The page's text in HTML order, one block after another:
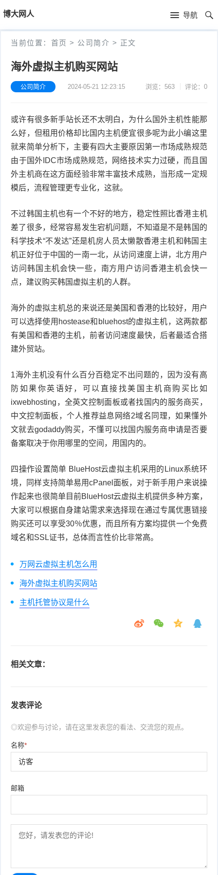
博大网人 导航
首
页
首
当前位置： 首页 > 公司简介 > 正文
海外虚拟主机购买网站
公司简介 2024-05-21 12:23:15 浏览：563 评论：0
或许有很多新手站长还不太明白，为什么国外主机性能那
么好，但租用价格却比国内主机便宜很多呢为此小编这里
就来简单分析下，主要有四大主要原因第一市场成熟规范
由于国外IDC市场成熟规范，网络技术实力过硬，而且国
外主机商在这方面经验非常丰富技术成熟，当形成一定规
模后，流程管理更专业化，这就。
不过韩国主机也有一个不好的地方，稳定性照比香港主机
差了很多，经常容易发生宕机问题，不知道是不是韩国的
科学技术“不发达”还是机房人员太懒散香港主机和韩国主
机正好位于中国的一南一北，从访问速度上讲，北方用户
访问韩国主机会快一些，南方用户访问香港主机会快一
点，建议购买韩国虚拟主机的人群。
海外的虚拟主机总的来说还是美国和香港的比较好，用户
可以选择使用hostease和bluehost的虚拟主机，这两款都
有美国和香港的主机，前者访问速度最快，后者最适合搭
建外贸站。
1海外主机没有什么百分百稳定不出问题的，因为没有高
防如果你英语好，可以直接找美国主机商购买比如
ixwebhosting，全英文控制面板或者找国内的服务商买，
中文控制面板，个人推荐益息网络2域名同理，如果懂外
文就去godaddy购买，不懂可以找国内服务商申请是否要
备案取决于你用哪里的空间，用国内的。
四操作设置简单 BlueHost云虚拟主机采用的Linux系统环
境，同样支持简单易用cPanel面板，对于新手用户来说操
作起来也很简单目前BlueHost云虚拟主机提供多种方案，
大家可以根据自身建站需求来选择现在通过专属优惠链接
购买还可以享受30％优惠，而且所有方案均提供一个免费
域名和SSL证书，总体而言性价比非常高。
万网云虚拟主机怎么用
海外虚拟主机购买网站
主机托管协议是什么
相关文章：
发表评论
◎欢迎参与讨论，请在这里发表您的看法、交流您的观点。
名称*
邮箱